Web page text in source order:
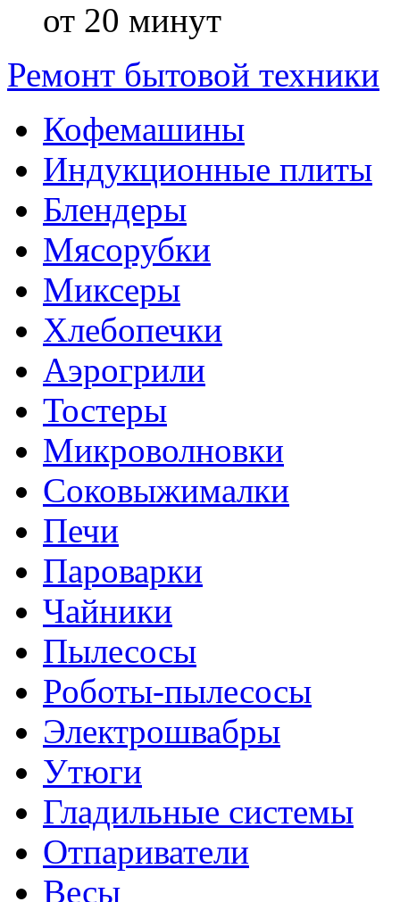
от 20 минут
Ремонт бытовой техники
Кофемашины
Индукционные плиты
Блендеры
Мясорубки
Миксеры
Хлебопечки
Аэрогрили
Тостеры
Микроволновки
Соковыжималки
Печи
Пароварки
Чайники
Пылесосы
Роботы-пылесосы
Электрошвабры
Утюги
Гладильные системы
Отпариватели
Весы